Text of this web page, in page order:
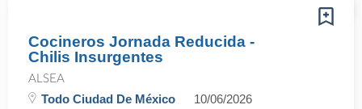
Cocineros Jornada Reducida -
Chilis Insurgentes
ALSEA
Todo Ciudad De México 10/06/2026